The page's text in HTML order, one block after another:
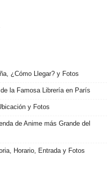
¿Cómo Llegar? y Fotos
la Famosa Librería en París
y Fotos
de Anime más Grande del
Horario, Entrada y Fotos